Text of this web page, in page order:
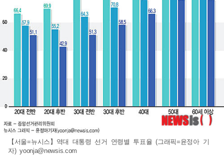
【서울=뉴시스】역대 대통령 선거 연령별 투표율 (그래픽=윤정아 기
자)yoonja@newsis.com